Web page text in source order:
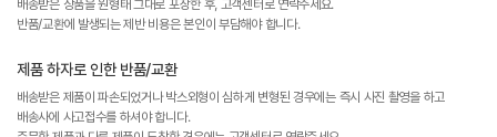
배송받은 상품을 원형태 그대로 포장한 후, 고객센터로 연락주세요.
반품/교환에 발생되는 제반 비용은 본인이 부담해야 합니다.
제품 하자로 인한 반품/교환
배송받은 제품이 파손되었거나 박스외형이 심하게 변형된 경우에는 즉시 사진 촬영을 하고
배송사에 사고접수를 하셔야 합니다.